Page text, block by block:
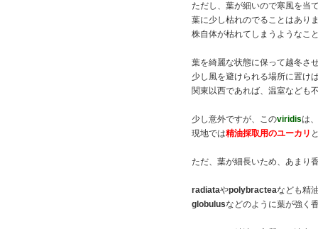
ただし、葉が細いので寒風を当
葉に少し枯れのでることはあり
株自体が枯れてしまうようなこ
葉を綺麗な状態に保って越冬さ
少し風を避けられる場所に置け
関東以西であれば、温室なども
少し意外ですが、このviridisは、
現地では精油採取用のユーカリ
ただ、葉が細長いため、あまり
radiataやpolybracteaなども精
globulusなどのように葉が強く